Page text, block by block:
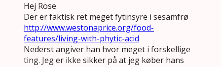
Hej Rose
Der er faktisk ret meget fytinsyre i sesamfrø
http://www.westonaprice.org/food-
features/living-with-phytic-acid
Nederst angiver han hvor meget i forskellige
ting. Jeg er ikke sikker på at jeg køber hans